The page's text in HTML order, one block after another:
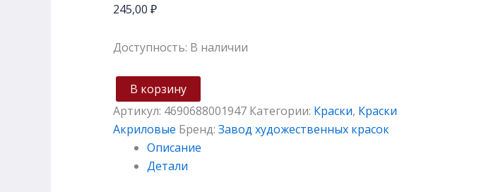
245,00 ₽
Доступность: В наличии
В корзину
Артикул: 4690688001947 Категории: Краски, Краски
Акриловые Бренд: Завод художественных красок
Описание
Детали